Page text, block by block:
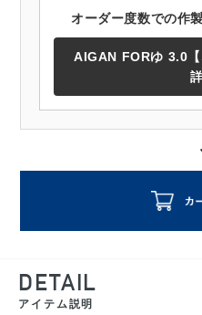
オーダー度数での作
AIGAN FORゆ 3.0【
DETAIL
アイテム説明